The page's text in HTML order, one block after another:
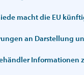
macht die EU
an Darstellung
Informationen